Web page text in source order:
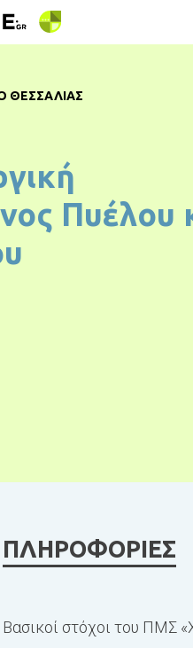
ΘΕΣΣΑΛΊΑΣ
Πυέλου
ΠΛΗΡΟΦΟΡΙΕΣ
Βασικοί στόχοι του ΠΜΣ